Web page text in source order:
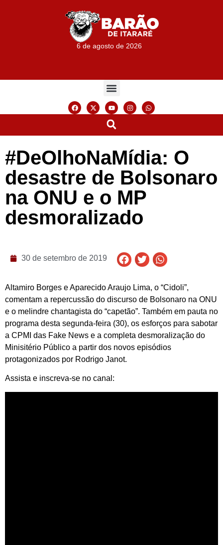
6 de agosto de 2026
#DeOlhoNaMídia: O
desastre de Bolsonaro
na ONU e o MP
desmoralizado
30 de setembro de 2019
Altamiro Borges e Aparecido Araujo Lima, o “Cidoli”,
comentam a repercussão do discurso de Bolsonaro na ONU
e o melindre chantagista do “capetão”. Também em pauta no
programa desta segunda-feira (30), os esforços para sabotar
a CPMI das Fake News e a completa desmoralização do
Minisitério Público a partir dos novos episódios
protagonizados por Rodrigo Janot.
Assista e inscreva-se no canal: